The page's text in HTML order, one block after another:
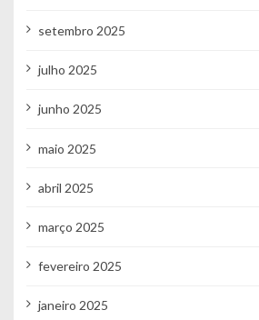
setembro 2025
julho 2025
junho 2025
maio 2025
abril 2025
março 2025
fevereiro 2025
janeiro 2025